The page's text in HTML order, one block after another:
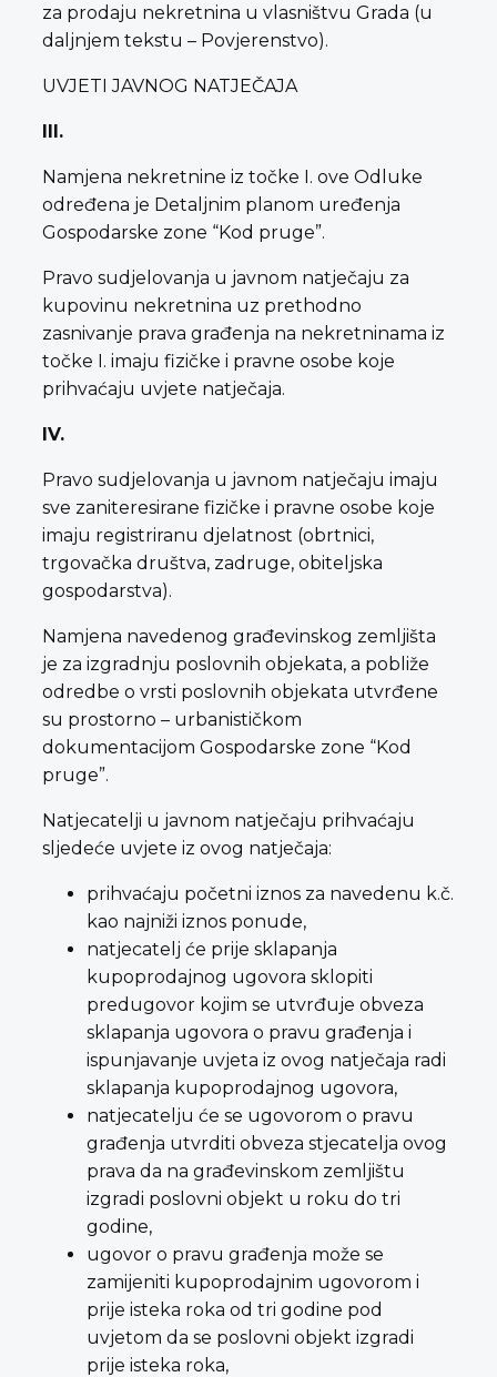
za prodaju nekretnina u vlasništvu Grada (u
daljnjem tekstu – Povjerenstvo).
UVJETI JAVNOG NATJEČAJA
III.
Namjena nekretnine iz točke I. ove Odluke
određena je Detaljnim planom uređenja
Gospodarske zone “Kod pruge”.
Pravo sudjelovanja u javnom natječaju za
kupovinu nekretnina uz prethodno
zasnivanje prava građenja na nekretninama iz
točke I. imaju fizičke i pravne osobe koje
prihvaćaju uvjete natječaja.
IV.
Pravo sudjelovanja u javnom natječaju imaju
sve zaniteresirane fizičke i pravne osobe koje
imaju registriranu djelatnost (obrtnici,
trgovačka društva, zadruge, obiteljska
gospodarstva).
Namjena navedenog građevinskog zemljišta
je za izgradnju poslovnih objekata, a pobliže
odredbe o vrsti poslovnih objekata utvrđene
su prostorno – urbanističkom
dokumentacijom Gospodarske zone “Kod
pruge”.
Natjecatelji u javnom natječaju prihvaćaju
sljedeće uvjete iz ovog natječaja:
prihvaćaju početni iznos za navedenu k.č.
kao najniži iznos ponude,
natjecatelj će prije sklapanja
kupoprodajnog ugovora sklopiti
predugovor kojim se utvrđuje obveza
sklapanja ugovora o pravu građenja i
ispunjavanje uvjeta iz ovog natječaja radi
sklapanja kupoprodajnog ugovora,
natjecatelju će se ugovorom o pravu
građenja utvrditi obveza stjecatelja ovog
prava da na građevinskom zemljištu
izgradi poslovni objekt u roku do tri
godine,
ugovor o pravu građenja može se
zamijeniti kupoprodajnim ugovorom i
prije isteka roka od tri godine pod
uvjetom da se poslovni objekt izgradi
prije isteka roka,